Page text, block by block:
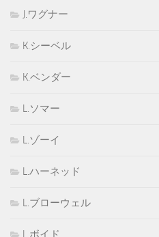
J.ワグナー
K.シーベル
K.ベンダー
L.ソマー
L.ゾーイ
L.ハーネッド
L.ブローウェル
L.ボイド